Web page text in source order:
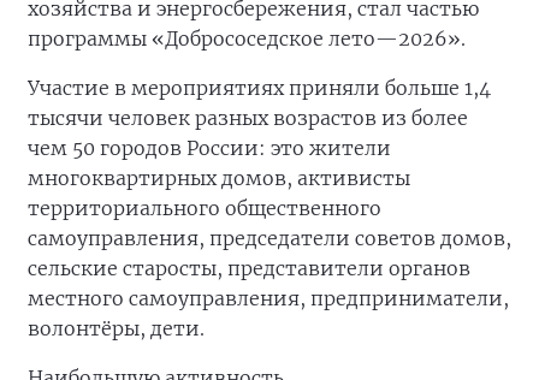
хозяйства и энергосбережения, стал частью
программы «Добрососедское лето—2026».
Участие в мероприятиях приняли больше 1,4
тысячи человек разных возрастов из более
чем 50 городов России: это жители
многоквартирных домов, активисты
территориального общественного
самоуправления, председатели советов домов,
сельские старосты, представители органов
местного самоуправления, предприниматели,
волонтёры, дети.